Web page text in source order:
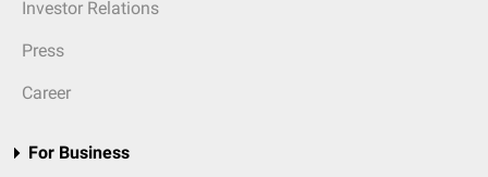
Investor Relations
Press
Career
For Business